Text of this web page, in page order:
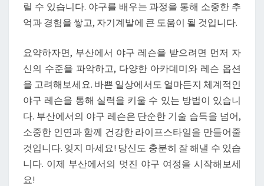
릴 수 있습니다. 야구를 배우는 과정을 통해 소중한 추
억과 경험을 쌓고, 자기계발에 큰 도움이 될 것입니다.
요약하자면, 부산에서 야구 레슨을 받으려면 먼저 자
신의 수준을 파악하고, 다양한 아카데미와 레슨 옵션
을 고려해보세요. 바쁜 일상에서도 얼마든지 체계적인
야구 레슨을 통해 실력을 키울 수 있는 방법이 있습니
다. 부산에서의 야구 레슨은 단순한 기술 습득을 넘어,
소중한 인연과 함께 건강한 라이프스타일을 만들어줄
것입니다. 잊지 마세요! 당신도 충분히 잘 해낼 수 있습
니다. 이제 부산에서의 멋진 야구 여정을 시작해보세
요!